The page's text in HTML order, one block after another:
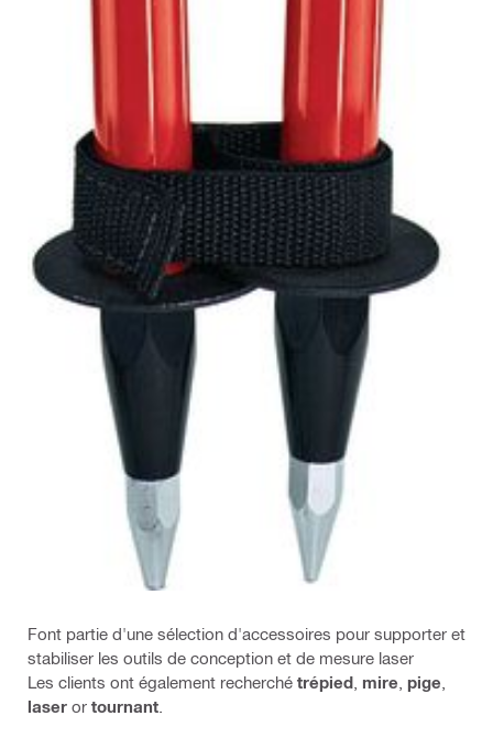
Font partie d'une sélection d'accessoires pour supporter et
stabiliser les outils de conception et de mesure laser
Les clients ont également recherché trépied mire pige
laser or tournant